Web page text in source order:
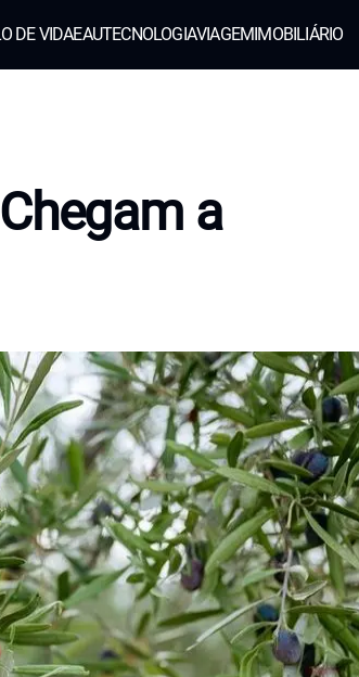
DE VIDAEAUTECNOLOGIAVIAGEMIMOBILIÁRIO
a